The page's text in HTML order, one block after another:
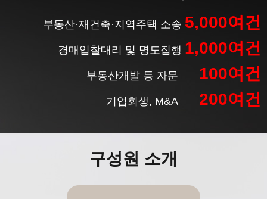
부동산·재건축·지역주택 소송 5,000여건
경매입찰대리 및 명도집행 1,000여건
부동산개발 등 자문 100여건
기업회생, M&A 200여건
구성원 소개
등 관련 법령상의 개인정보보호 규정을 준
등에 관한 법률 제27조의2에 의거하여 개인
정보처리방침을 공개하여 이용자의 권익 보
본 개인정보처리방침은 법무법인 효현이 제
공하는 제반 서비스 이용과정에서 수집되는
담고 있습니다.
1. 수집하는 개인정보의 항목 및 수집방법
법무법인 효현은 다음과 같은 방법으로 개
인정보를 수집합니다.
정 해석에 대한 이견이 있을 수 있으므로 직
정보로 인해 발생된 문제로 인하여 직접적,
간접적 손해를 입었다하더라도 법무법인 효
반하여 어떠한 조치를 취하시기에 앞서 반
드시 변호사와 직접 상담하시길 바랍니다.
치를 이용하여 무단으로 수집되는 것을 거
형사처벌됨을 유념하시기 바랍니다.
무단 수집행위 등 금지)
누구든지 전자우편주소의 수집을 거부하는
으로 전자우편주소를 수집하는 프로그램 그
밖의 기술적 장치를 이용하여 전자우편주소
누구든지 제1항의 규정을 위반하여 수집된
아니된다.